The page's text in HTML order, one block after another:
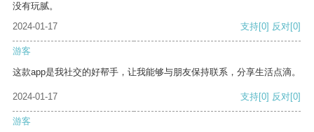
没有玩腻。
2024-01-17
支持[0] 反对[0]
游客
这款app是我社交的好帮手，让我能够与朋友保持联系，分享生活点滴。
2024-01-17 支持[0] 反对[0]
游客